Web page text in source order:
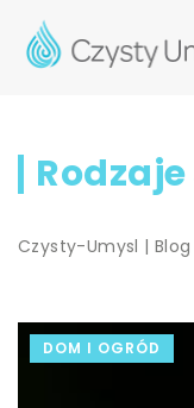
Czysty-Umysl |Blog
DOM I OGRÓD